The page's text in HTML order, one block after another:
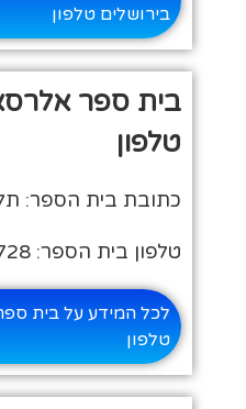
בירושלים טלפון
בית ספר
טלפון
כתובת בית הספר:
טלפון בית הספר: 08-6467728
לכל המידע על בית
טלפון